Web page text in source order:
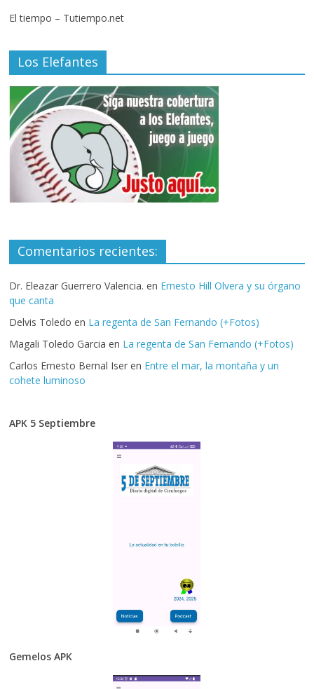
El tiempo – Tutiempo.net
Los Elefantes
Comentarios recientes:
Dr. Eleazar Guerrero Valencia. en Ernesto Hill Olvera y su órgano
que canta
Delvis Toledo en La regenta de San Fernando (+Fotos)
Magali Toledo Garcia en La regenta de San Fernando (+Fotos)
Carlos Ernesto Bernal Iser en Entre el mar, la montaña y un
cohete luminoso
APK 5 Septiembre
Gemelos APK